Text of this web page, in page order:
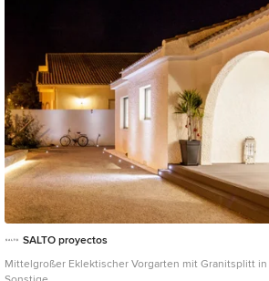
SALTO proyectos
Mittelgroßer Eklektischer Vorgarten mit Granitsplitt in